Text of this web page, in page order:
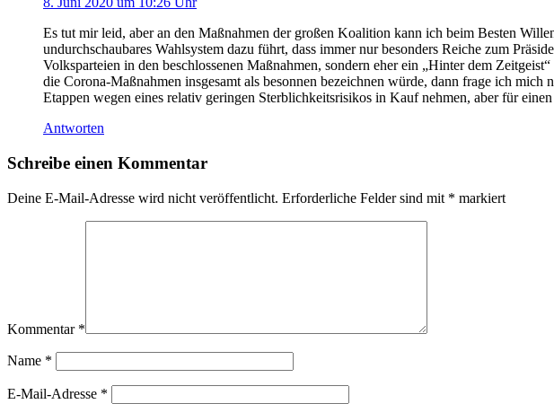
Es tut mir leid, aber an den Maßnahmen der großen Koalition kann ich beim Besten
undurchschaubares Wahlsystem dazu führt, dass immer nur besonders Reiche zum
Volksparteien in den beschlossenen Maßnahmen, sondern eher ein „Hinter dem
die Corona-Maßnahmen insgesamt als besonnen bezeichnen würde, dann frage ich
Etappen wegen eines relativ geringen Sterblichkeitsrisikos in Kauf nehmen, aber für
Antworten
Schreibe einen Kommentar
Deine E-Mail-Adresse wird nicht veröffentlicht. Erforderliche Felder sind mit * markiert
Kommentar *
Name *
E-Mail-Adresse *